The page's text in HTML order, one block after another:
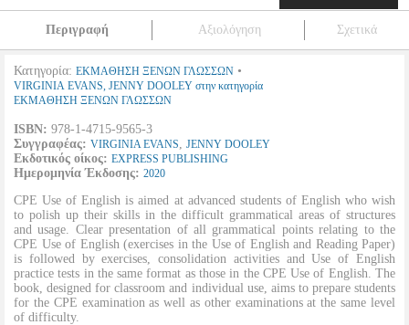
Περιγραφή Αξιολόγηση Σχετικά
Κατηγορία: ΕΚΜΑΘΗΣΗ ΞΕΝΩΝ ΓΛΩΣΣΩΝ •
VIRGINIA EVANS, JENNY DOOLEY στην κατηγορία
ΕΚΜΑΘΗΣΗ ΞΕΝΩΝ ΓΛΩΣΣΩΝ
ISBN: 978-1-4715-9565-3
Συγγραφέας: VIRGINIA EVANS, JENNY DOOLEY
Εκδοτικός οίκος: EXPRESS PUBLISHING
Ημερομηνία Έκδοσης: 2020
CPE Use of English is aimed at advanced students of English who wish
to polish up their skills in the difficult grammatical areas of structures
and usage. Clear presentation of all grammatical points relating to the
CPE Use of English (exercises in the Use of English and Reading Paper)
is followed by exercises, consolidation activities and Use of English
practice tests in the same format as those in the CPE Use of English. The
book, designed for classroom and individual use, aims to prepare students
for the CPE examination as well as other examinations at the same level
of difficulty.